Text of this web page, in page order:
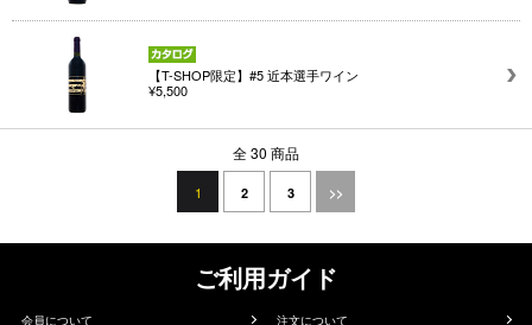
【T-SHOP限定】#5 近本選手ワイン
¥5,500
全 30 商品
1 2 3 >>
ご利用ガイド
会員について 注文について